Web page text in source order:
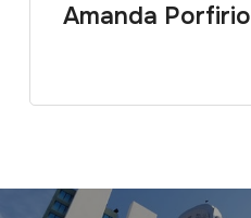
Amanda Porfirio